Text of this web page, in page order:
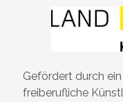
Gefördert durch
freiberufliche